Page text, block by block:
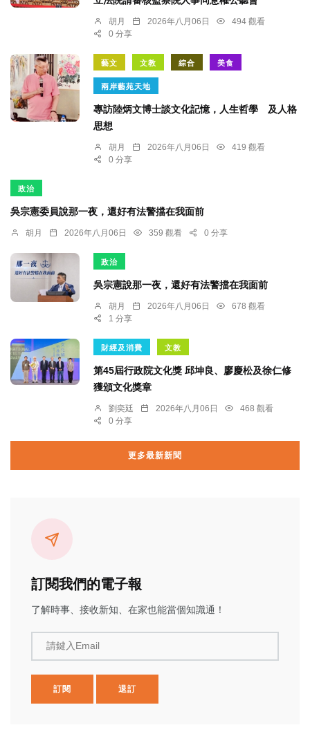
胡月 2026年八月06日
494 觀看
0 分享
藝文 文教 綜合 美食
兩岸藝苑天地
專訪陸炳文博士談文化記憶，人生哲學 及人格
思想
胡月 2026年八月06日
419 觀看
0 分享
政治
吳宗憲委員說那一夜，還好有法警擋在我面前
胡月 2026年八月06日 359 觀看 0 分享
政治
吳宗憲說那一夜，還好有法警擋在我面前
胡月 2026年八月06日
678 觀看
1 分享
財經及消費 文教
第45屆行政院文化獎 邱坤良、廖慶松及徐仁修
獲頒文化獎章
劉奕廷 2026年八月06日
468 觀看
0 分享
更多最新新聞
訂閱我們的電子報
了解時事、接收新知、在家也能當個知識通！
請鍵入Email
訂閱 退訂